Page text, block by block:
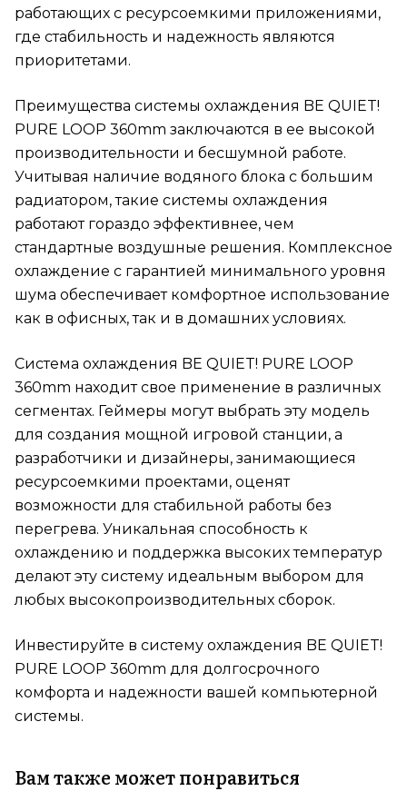
работающих с ресурсоемкими приложениями,
где стабильность и надежность являются
приоритетами.
Преимущества системы охлаждения BE QUIET!
PURE LOOP 360mm заключаются в ее высокой
производительности и бесшумной работе.
Учитывая наличие водяного блока с большим
радиатором, такие системы охлаждения
работают гораздо эффективнее, чем
стандартные воздушные решения. Комплексное
охлаждение с гарантией минимального уровня
шума обеспечивает комфортное использование
как в офисных, так и в домашних условиях.
Система охлаждения BE QUIET! PURE LOOP
360mm находит свое применение в различных
сегментах. Геймеры могут выбрать эту модель
для создания мощной игровой станции, а
разработчики и дизайнеры, занимающиеся
ресурсоемкими проектами, оценят
возможности для стабильной работы без
перегрева. Уникальная способность к
охлаждению и поддержка высоких температур
делают эту систему идеальным выбором для
любых высокопроизводительных сборок.
Инвестируйте в систему охлаждения BE QUIET!
PURE LOOP 360mm для долгосрочного
комфорта и надежности вашей компьютерной
системы.
Вам также может понравиться